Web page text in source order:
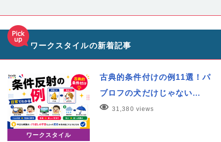
ワークスタイルの新着記事
ワークスタイル
古典的条件付けの例11選！パ
ブロフの犬だけじゃない…
31,380 views